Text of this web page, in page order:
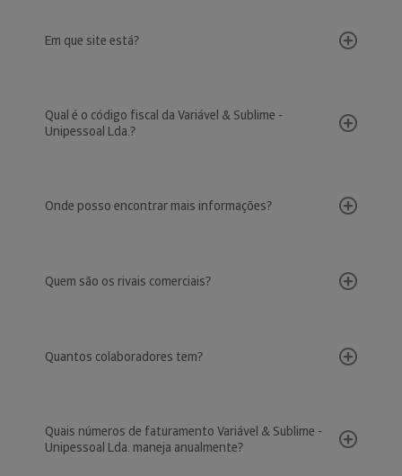
Em que site está?
Qual é o código fiscal da Variável & Sublime -
Unipessoal Lda.?
Onde posso encontrar mais informações?
Quem são os rivais comerciais?
Quantos colaboradores tem?
Quais números de faturamento Variável & Sublime -
Unipessoal Lda. maneja anualmente?